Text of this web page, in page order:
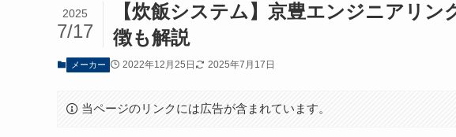
【炊飯システム】京豊エンジニアリ
徴も解説
2025
7/17
メーカー 2022年12月25日 2025年7月17日
当ページのリンクには広告が含まれています。